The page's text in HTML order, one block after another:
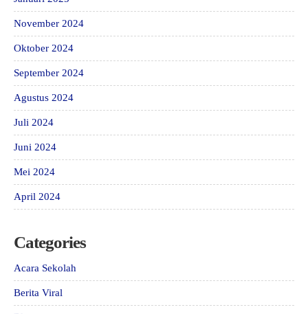
November 2024
Oktober 2024
September 2024
Agustus 2024
Juli 2024
Juni 2024
Mei 2024
April 2024
Categories
Acara Sekolah
Berita Viral